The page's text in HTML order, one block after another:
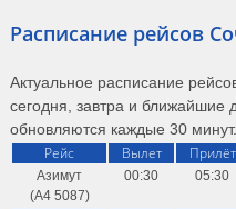
Расписание рейсов
Актуальное расписание
сегодня, завтра и ближайшие
обновляются каждые 30 минут.
Рейс Вылет Прилёт
Азимут
(A4 5087)
00:30 05:30